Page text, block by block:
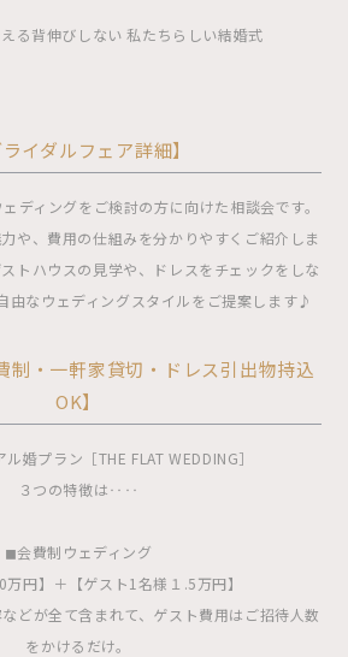
る背伸びしない 私たちらしい結婚式
ライダルフェア詳細】
ディングをご検討の方に向けた相談会です。
や、費用の仕組みを分かりやすくご紹介しま
トハウスの見学や、ドレスをチェックをしな
由なウェディングスタイルをご提案します♪
制・一軒家貸切・ドレス引出物持込
OK】
婚プラン［THE FLAT WEDDING］
３つの特徴は‥‥
◼︎会費制ウェディング
万円】＋【ゲスト1名様１.5万円】
どが全て含まれて、ゲスト費用はご招待人数
をかけるだけ。